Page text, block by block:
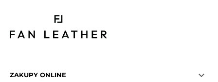
ZAKUPY ONLINE 